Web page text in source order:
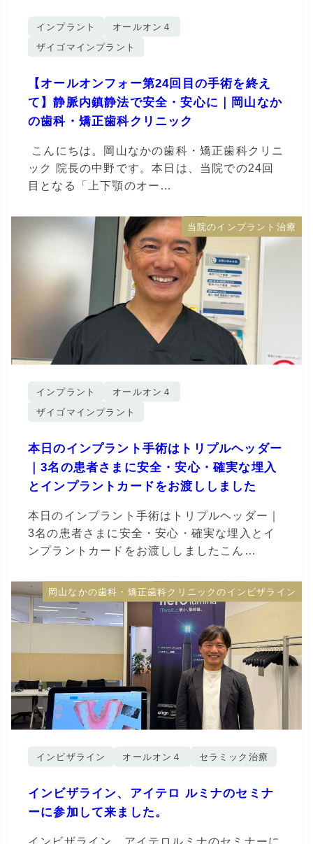
インプラント
オールオン４
ザイゴマインプラント
【オールオンフォー第24回目の手術を終え
て】静脈内鎮静法で安全・安心に｜岡山なか
の歯科・矯正歯科クリニック
こんにちは。岡山なかの歯科・矯正歯科クリニ
ック 院長の中野です。本日は、当院での24回
目となる「上下顎のオー…
当院のインプラント治療
インプラント
オールオン４
ザイゴマインプラント
本日のインプラント手術はトリプルヘッダー
｜3名の患者さまに安全・安心・確実な埋入
とインプラントカードをお渡ししました
本日のインプラント手術はトリプルヘッダー｜
3名の患者さまに安全・安心・確実な埋入とイ
ンプラントカードをお渡ししましたこん…
岡山なかの歯科・矯正歯科クリニックのインビザライン
インビザライン オールオン４ セラミック治療
インビザライン、アイテロ ルミナのセミナ
ーに参加して来ました。
インビザライン、アイテロルミナのセミナーに